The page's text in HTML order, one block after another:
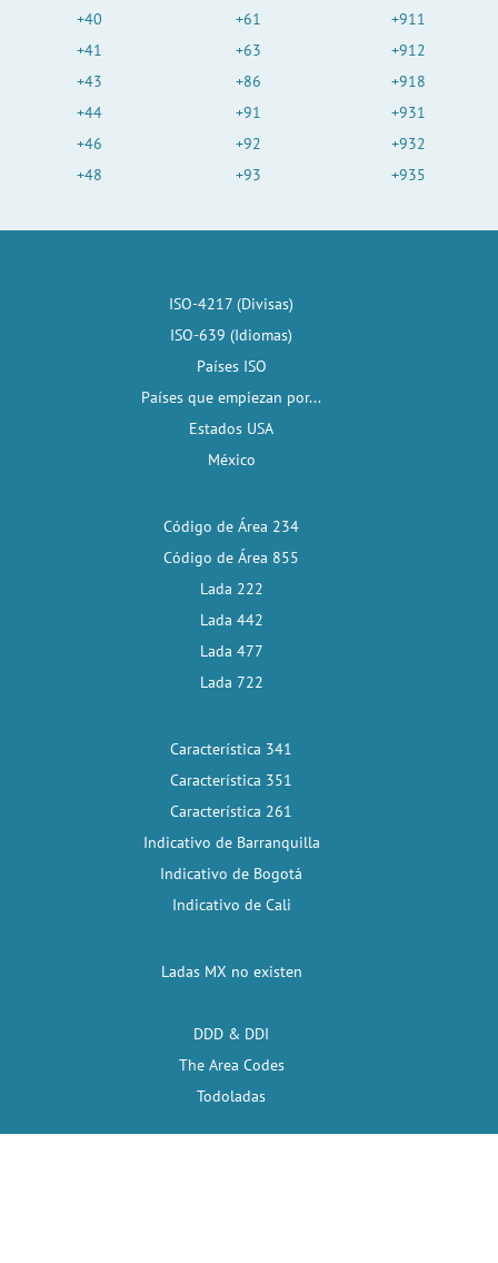
+40
+41
+43
+44
+46
+48
+61
+63
+86
+91
+92
+93
+911
+912
+918
+931
+932
+935
ISO-4217 (Divisas)
ISO-639 (Idiomas)
Países ISO
Países que empiezan por...
Estados USA
México
Código de Área 234
Código de Área 855
Lada 222
Lada 442
Lada 477
Lada 722
Característica 341
Característica 351
Característica 261
Indicativo de Barranquilla
Indicativo de Bogotá
Indicativo de Cali
Ladas MX no existen
DDD & DDI
The Area Codes
Todoladas